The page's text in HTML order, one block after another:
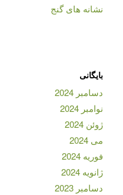
نشانه های گنج
بایگانی
دسامبر 2024
نوامبر 2024
ژوئن 2024
می 2024
فوریه 2024
ژانویه 2024
دسامبر 2023